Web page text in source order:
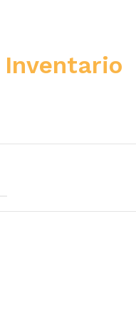
Inventario